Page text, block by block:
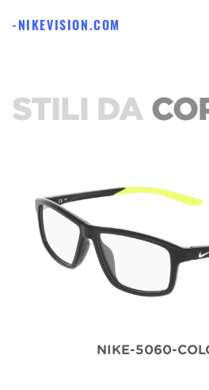
NIKEVISION.COM
STILI DA
NIKE-5060-